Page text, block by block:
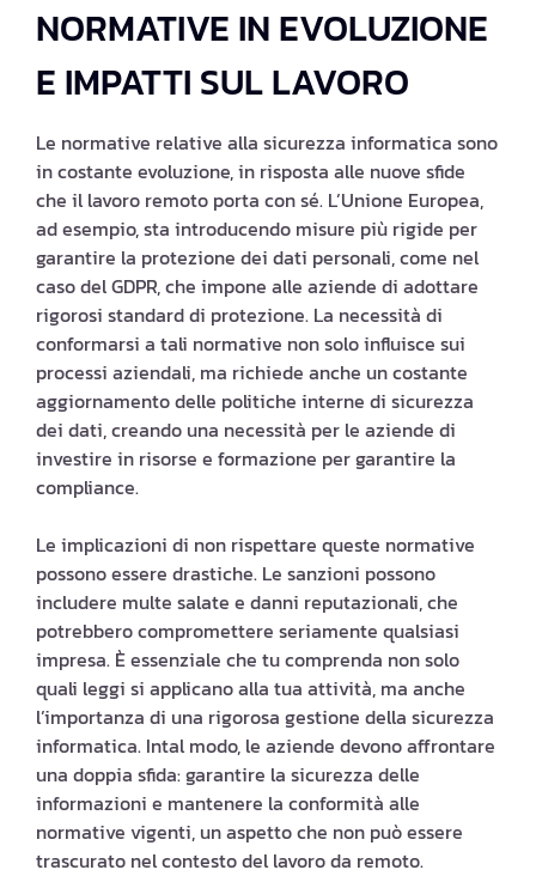
NORMATIVE IN EVOLUZIONE
E IMPATTI SUL LAVORO
Le normative relative alla sicurezza informatica sono
in costante evoluzione, in risposta alle nuove sfide
che il lavoro remoto porta con sé. L’Unione Europea,
ad esempio, sta introducendo misure più rigide per
garantire la protezione dei dati personali, come nel
caso del GDPR, che impone alle aziende di adottare
rigorosi standard di protezione. La necessità di
conformarsi a tali normative non solo influisce sui
processi aziendali, ma richiede anche un costante
aggiornamento delle politiche interne di sicurezza
dei dati, creando una necessità per le aziende di
investire in risorse e formazione per garantire la
compliance.
Le implicazioni di non rispettare queste normative
possono essere drastiche. Le sanzioni possono
includere multe salate e danni reputazionali, che
potrebbero compromettere seriamente qualsiasi
impresa. È essenziale che tu comprenda non solo
quali leggi si applicano alla tua attività, ma anche
l’importanza di una rigorosa gestione della sicurezza
informatica. Intal modo, le aziende devono affrontare
una doppia sfida: garantire la sicurezza delle
informazioni e mantenere la conformità alle
normative vigenti, un aspetto che non può essere
trascurato nel contesto del lavoro da remoto.